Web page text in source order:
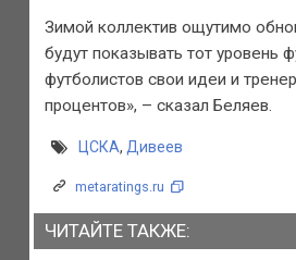
Зимой коллектив ощутимо
будут показывать тот уровень
футболистов свои идеи и
процентов», – сказал Беляев.
ЦСКА, Дивеев
metaratings.ru
ЧИТАЙТЕ ТАКЖЕ: